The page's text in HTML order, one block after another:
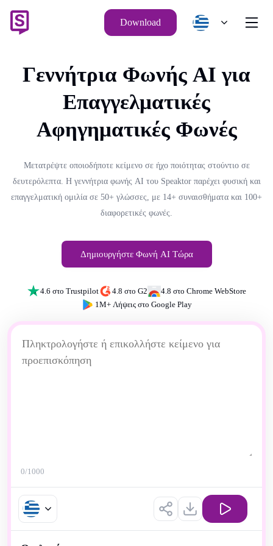
Download
Γεννήτρια Φωνής AI για
Επαγγελματικές
Αφηγηματικές Φωνές
Μετατρέψτε οποιοδήποτε κείμενο σε ήχο ποιότητας στούντιο σε
δευτερόλεπτα. Η γεννήτρια φωνής AI του Speaktor παρέχει φυσική και
επαγγελματική ομιλία σε 50+ γλώσσες, με 14+ συναισθήματα και 100+
διαφορετικές φωνές.
Δημιουργήστε Φωνή AI Τώρα
4.6 στο Trustpilot 4.8 στο G2
4.8 στο Chrome WebStore
1M+ Λήψεις στο Google Play
0/1000